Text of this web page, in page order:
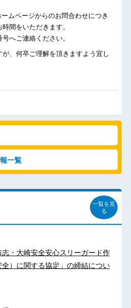
ムページからのお問合わせにつき
間をいただきます。
へご連絡ください。
が、何卒ご理解を頂きますよう宜し
一覧
一覧を見
る
・大崎安全安心スリーガード作
）に関する協定」の締結につい